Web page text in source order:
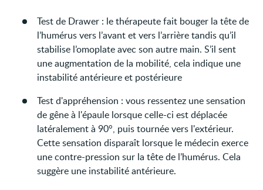
Test de Drawer : le thérapeute fait bouger la tête de
l’humérus vers l’avant et vers l’arrière tandis qu’il
stabilise l’omoplate avec son autre main. S’il sent
une augmentation de la mobilité, cela indique une
instabilité antérieure et postérieure
Test d'appréhension : vous ressentez une sensation
de gêne à l'épaule lorsque celle-ci est déplacée
latéralement à 90°, puis tournée vers l'extérieur.
Cette sensation disparaît lorsque le médecin exerce
une contre-pression sur la tête de l’humérus. Cela
suggère une instabilité antérieure.